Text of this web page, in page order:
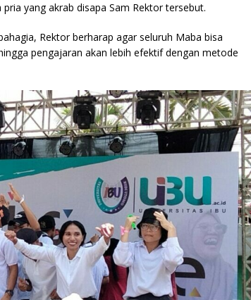
yang akrab disapa Sam Rektor tersebut.
Rektor berharap agar seluruh Maba bisa
pengajaran akan lebih efektif dengan metode